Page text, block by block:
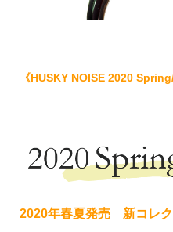
《HUSKY NOISE 2020
2020年春夏発売 新コレ